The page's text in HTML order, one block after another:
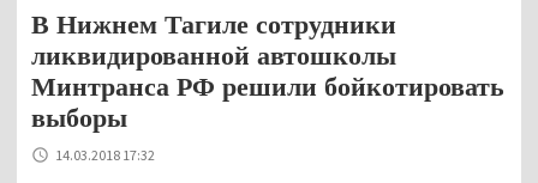
В Нижнем Тагиле сотрудники
ликвидированной автошколы
Минтранса РФ решили бойкотировать
выборы
14.03.2018 17:32